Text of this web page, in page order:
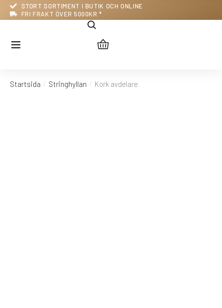
STORT SORTIMENT I BUTIK OCH ONLINE
FRI FRAKT ÖVER 5000KR *
Du är här:
Startsida Stringhyllan Kork avdelare